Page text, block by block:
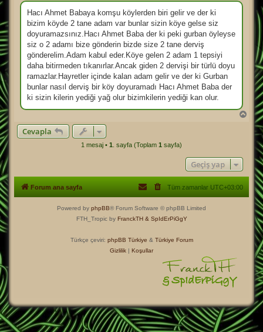
u
n
a
m
ş
m
e
s
a
Hacı Ahmet Babaya komşu köylerden biri gelir ve der ki
bizim köyde 2 tane adam var bunlar sizin köye gelse siz
doyuramazsınız.Hacı Ahmet Baba der ki peki gurban öyleyse
siz o 2 adamı bize gönderin bizde size 2 tane derviş
gönderelim.Adam kabul eder.Köye gelen 2 adam 1 tepsiyi
daha bitirmeden tıkanırlar.Ancak giden 2 dervişi bir türlü doyu
ramazlar.Hayretler içinde kalan adam gelir ve der ki Gurban
bunlar nasıl derviş bir köy doyuramadı Hacı Ahmet Baba der
ki sizin kilerin yediği yağ olur bizimkilerin yediği kan olur.
Cevapla
1 mesaj • 1 . sayfa (Toplam 1 sayfa)
Geçiş yap
Forum ana sayfa Tüm zamanlar UTC+03:00
Powered by phpBB® Forum Software © phpBB Limited
FTH_Tropic by FranckTH & SpIdErPiGgY
Türkçe çeviri: phpBB Türkiye & Türkiye Forum
Gizlilik | Koşullar